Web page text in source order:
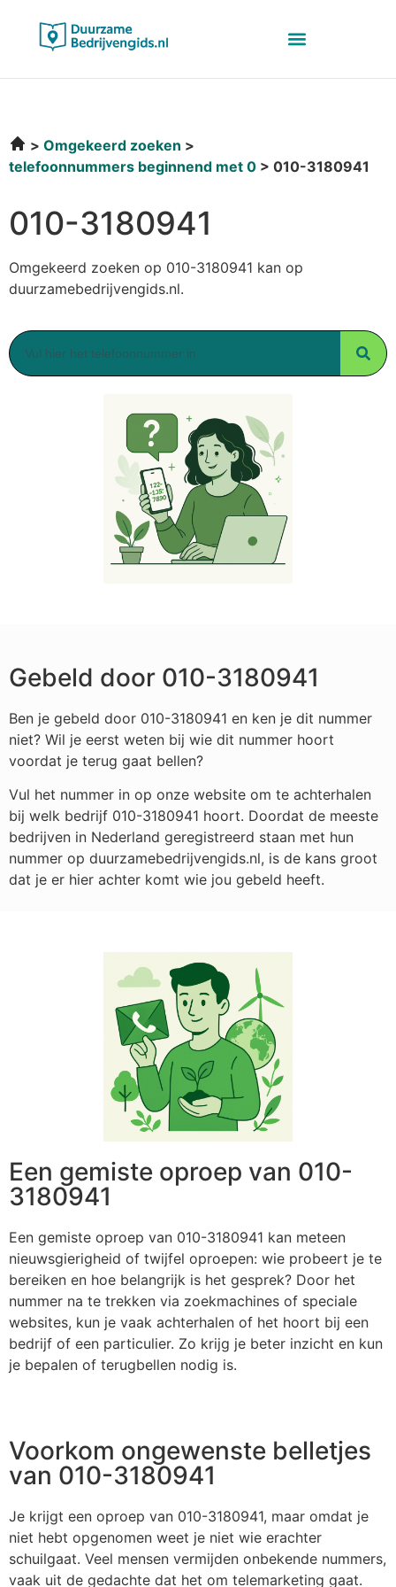
Omgekeerd zoeken
telefoonnummers beginnend met 0
010-3180941
010-3180941
Omgekeerd zoeken op 010-3180941 kan op
duurzamebedrijvengids.nl.
Gebeld door 010-3180941
Ben je gebeld door 010-3180941 en ken je dit nummer
niet? Wil je eerst weten bij wie dit nummer hoort
voordat je terug gaat bellen?
Vul het nummer in op onze website om te achterhalen
bij welk bedrijf 010-3180941 hoort. Doordat de meeste
bedrijven in Nederland geregistreerd staan met hun
nummer op duurzamebedrijvengids.nl, is de kans groot
dat je er hier achter komt wie jou gebeld heeft.
Een gemiste oproep van 010-
3180941
Een gemiste oproep van 010-3180941 kan meteen
nieuwsgierigheid of twijfel oproepen: wie probeert je te
bereiken en hoe belangrijk is het gesprek? Door het
nummer na te trekken via zoekmachines of speciale
websites, kun je vaak achterhalen of het hoort bij een
bedrijf of een particulier. Zo krijg je beter inzicht en kun
je bepalen of terugbellen nodig is.
Voorkom ongewenste belletjes
van 010-3180941
Je krijgt een oproep van 010-3180941, maar omdat je
niet hebt opgenomen weet je niet wie erachter
schuilgaat. Veel mensen vermijden onbekende nummers,
vaak uit de gedachte dat het om telemarketing gaat.